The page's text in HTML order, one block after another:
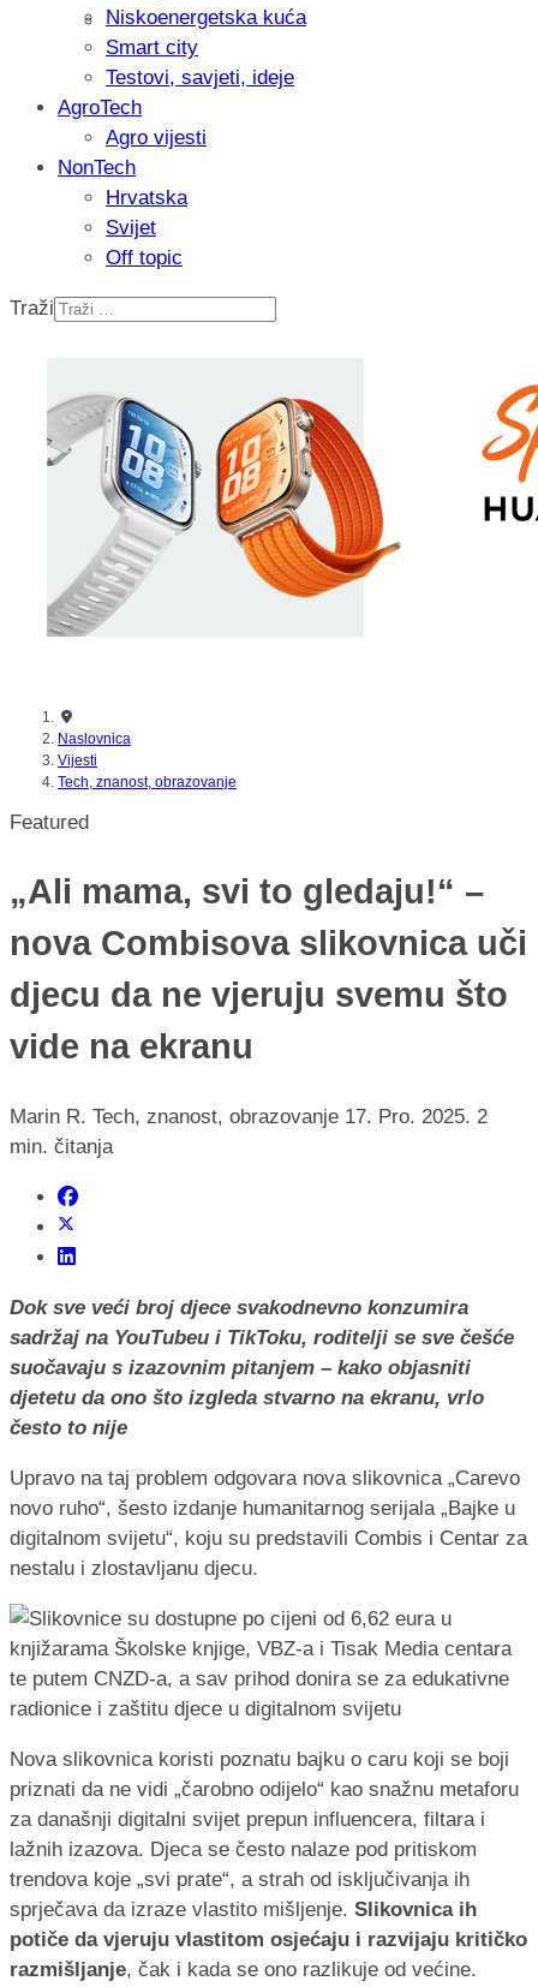
Isprobali smo: Thermostar
Niskoenergetska kuća
Smart city
Testovi, savjeti, ideje
AgroTech
Agro vijesti
NonTech
Hrvatska
Svijet
Off topic
Traži
Naslovnica
Vijesti
Tech, znanost, obrazovanje
Featured
„Ali mama, svi to gledaju!“ –
nova Combisova slikovnica uči
djecu da ne vjeruju svemu što
vide na ekranu
Marin R. Tech, znanost, obrazovanje 17. Pro. 2025. 2
min. čitanja
Dok sve veći broj djece svakodnevno konzumira
sadržaj na YouTubeu i TikToku, roditelji se sve češće
suočavaju s izazovnim pitanjem – kako objasniti
djetetu da ono što izgleda stvarno na ekranu, vrlo
često to nije
Upravo na taj problem odgovara nova slikovnica „Carevo
novo ruho“, šesto izdanje humanitarnog serijala „Bajke u
digitalnom svijetu“, koju su predstavili Combis i Centar za
nestalu i zlostavljanu djecu.
Nova slikovnica koristi poznatu bajku o caru koji se boji
priznati da ne vidi „čarobno odijelo“ kao snažnu metaforu
za današnji digitalni svijet prepun influencera, filtara i
lažnih izazova. Djeca se često nalaze pod pritiskom
trendova koje „svi prate“, a strah od isključivanja ih
sprječava da izraze vlastito mišljenje. Slikovnica ih
potiče da vjeruju vlastitom osjećaju i razvijaju kritičko
razmišljanje, čak i kada se ono razlikuje od većine.